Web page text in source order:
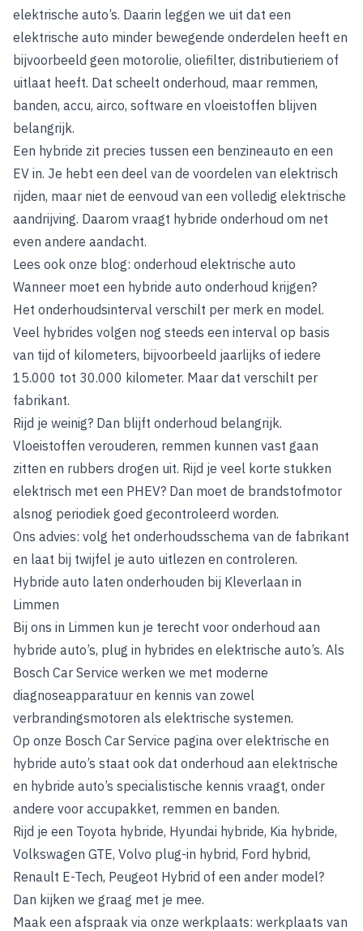
elektrische auto’s. Daarin leggen we uit dat een
elektrische auto minder bewegende onderdelen heeft en
bijvoorbeeld geen motorolie, oliefilter, distributieriem of
uitlaat heeft. Dat scheelt onderhoud, maar remmen,
banden, accu, airco, software en vloeistoffen blijven
belangrijk.
Een hybride zit precies tussen een benzineauto en een
EV in. Je hebt een deel van de voordelen van elektrisch
rijden, maar niet de eenvoud van een volledig elektrische
aandrijving. Daarom vraagt hybride onderhoud om net
even andere aandacht.
Lees ook onze blog: onderhoud elektrische auto
Wanneer moet een hybride auto onderhoud krijgen?
Het onderhoudsinterval verschilt per merk en model.
Veel hybrides volgen nog steeds een interval op basis
van tijd of kilometers, bijvoorbeeld jaarlijks of iedere
15.000 tot 30.000 kilometer. Maar dat verschilt per
fabrikant.
Rijd je weinig? Dan blijft onderhoud belangrijk.
Vloeistoffen verouderen, remmen kunnen vast gaan
zitten en rubbers drogen uit. Rijd je veel korte stukken
elektrisch met een PHEV? Dan moet de brandstofmotor
alsnog periodiek goed gecontroleerd worden.
Ons advies: volg het onderhoudsschema van de fabrikant
en laat bij twijfel je auto uitlezen en controleren.
Hybride auto laten onderhouden bij Kleverlaan in
Limmen
Bij ons in Limmen kun je terecht voor onderhoud aan
hybride auto’s, plug in hybrides en elektrische auto’s. Als
Bosch Car Service werken we met moderne
diagnoseapparatuur en kennis van zowel
verbrandingsmotoren als elektrische systemen.
Op onze Bosch Car Service pagina over elektrische en
hybride auto’s staat ook dat onderhoud aan elektrische
en hybride auto’s specialistische kennis vraagt, onder
andere voor accupakket, remmen en banden.
Rijd je een Toyota hybride, Hyundai hybride, Kia hybride,
Volkswagen GTE, Volvo plug-in hybrid, Ford hybrid,
Renault E-Tech, Peugeot Hybrid of een ander model?
Dan kijken we graag met je mee.
Maak een afspraak via onze werkplaats: werkplaats van